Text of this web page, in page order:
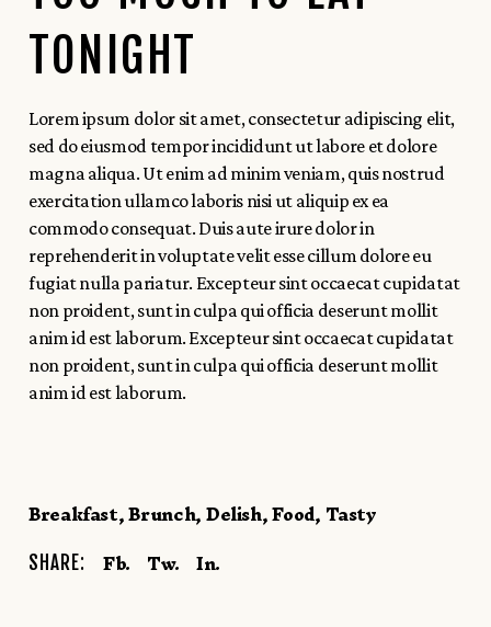
TONIGHT
Lorem ipsum dolor sit amet, consectetur adipiscing elit,
sed do eiusmod tempor incididunt ut labore et dolore
magna aliqua. Ut enim ad minim veniam, quis nostrud
exercitation ullamco laboris nisi ut aliquip ex ea
commodo consequat. Duis aute irure dolor in
reprehenderit in voluptate velit esse cillum dolore eu
fugiat nulla pariatur. Excepteur sint occaecat cupidatat
non proident, sunt in culpa qui officia deserunt mollit
anim id est laborum. Excepteur sint occaecat cupidatat
non proident, sunt in culpa qui officia deserunt mollit
anim id est laborum.
Breakfast Brunch Delish Food Tasty
SHARE: Fb. Tw. In.